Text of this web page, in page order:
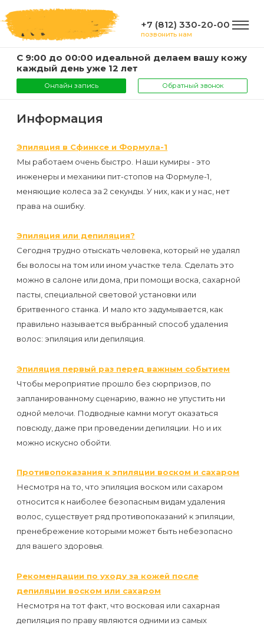
+7 (812) 330-20-00
позвонить нам
С 9:00 до 00:00 идеальной делаем вашу кожу
каждый день уже 12 лет
Онлайн запись Обратный звонок
ГЛАВНАЯ
Услуги
и
цены
Эпиляция
Шугаринг
Мужская
депиляция
Бикини-
КОМПАНИЯ
О
компании
Мастера
Отзывы
Материалы
и
Оборудование
Партнерство
Администраторы
ИНФОРМАЦИЯ
Видео
Вопросы-
ответы
Статьи
Блог
Форум
Карта
ВАЖНО
к
процедуре
эпиляции
или
сахаром
Эпиляция
в
и
Формула-1
Эпиляция
первый
раз
перед
важным
событием
КОНТАКТЫ
Информация
Эпиляция в Сфинксе и Формула-1
Мы работаем очень быстро. Наши кумиры - это
инженеры и механики пит-стопов на Формуле-1,
меняющие колеса за 2 секунды. У них, как и у нас, нет
права на ошибку.
Эпиляция или депиляция?
Сегодня трудно отыскать человека, который не удалял
бы волосы на том или ином участке тела. Сделать это
можно в салоне или дома, при помощи воска, сахарной
пасты, специальной световой установки или
бритвенного станка. И мало кто задумывается, как
правильно называется выбранный способ удаления
волос: эпиляция или депиляция.
Эпиляция первый раз перед важным событием
Чтобы мероприятие прошло без сюрпризов, по
запланированному сценарию, важно не упустить ни
одной мелочи. Подводные камни могут оказаться
повсюду, даже при проведении депиляции. Но и их
можно искусно обойти.
Противопоказания к эпиляции воском и сахаром
Несмотря на то, что эпиляция воском или сахаром
относится к наиболее безопасным видам удаления
волос, существует ряд противопоказаний к эпиляции,
пренебрежение которыми может быть небезопасно
для вашего здоровья.
Рекомендации по уходу за кожей после
депиляции воском или сахаром
Несмотря на тот факт, что восковая или сахарная
депиляция по праву являются одними из самых